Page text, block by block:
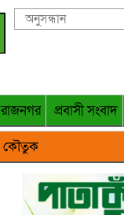
রাজনগর প্রবাসী সংবাদ
কৌতুক